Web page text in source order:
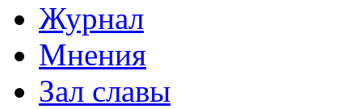
Журнал
Мнения
Зал славы